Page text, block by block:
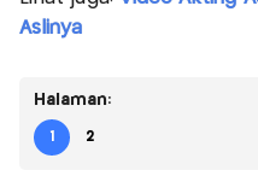
Aslinya
Halaman:
1 2